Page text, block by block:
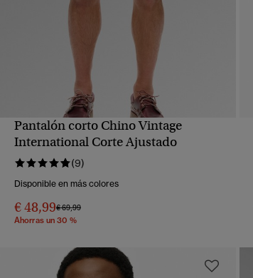
VISTA RÁPIDA
Pantalón corto Chino Vintage
International Corte Ajustado
(9)
Disponible en más colores
€ 48,99Precio rebajado de
€ 69,99a
Ahorras un 30 %